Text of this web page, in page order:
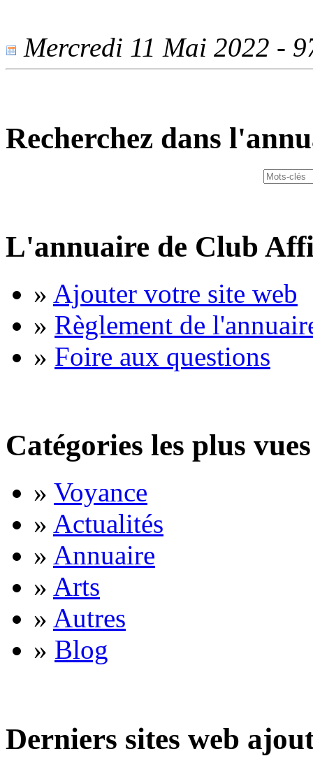
Mercredi 11 Mai 2022 -
Recherchez dans
L'annuaire de Club
» Ajouter votre site web
» Règlement de
» Foire aux questions
Catégories les plus vues
» Voyance
» Actualités
» Annuaire
» Arts
» Autres
» Blog
Derniers sites web